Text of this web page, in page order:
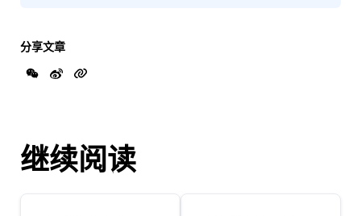
分享文章
继续阅读